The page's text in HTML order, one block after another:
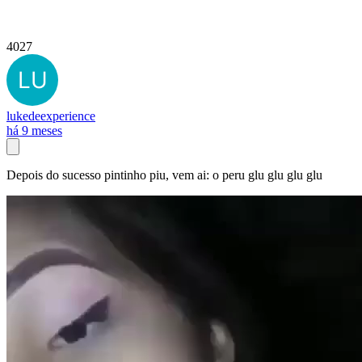
4027
lukedeexperience
há 9 meses
Depois do sucesso pintinho piu, vem ai: o peru glu glu glu glu